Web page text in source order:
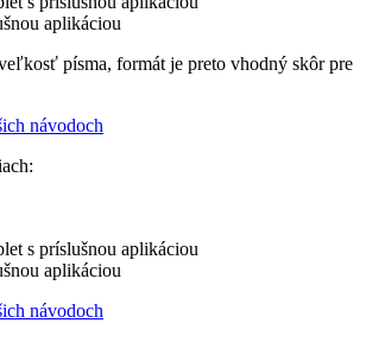
aplikáciou
písma, formát je preto vhodný skôr pre
návodoch
s príslušnou aplikáciou
aplikáciou
návodoch